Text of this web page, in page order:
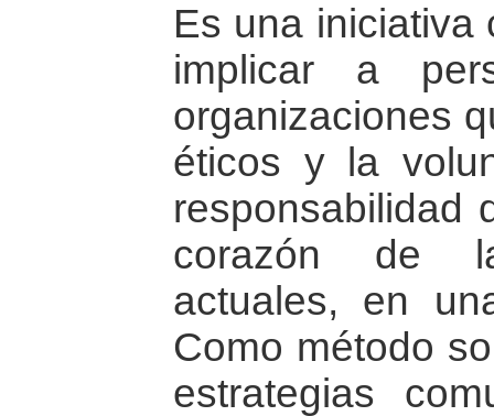
Es una iniciativa
implicar a
organizaciones
éticos y la
responsabilidad
corazón de
actuales, en
Como método
estrategias